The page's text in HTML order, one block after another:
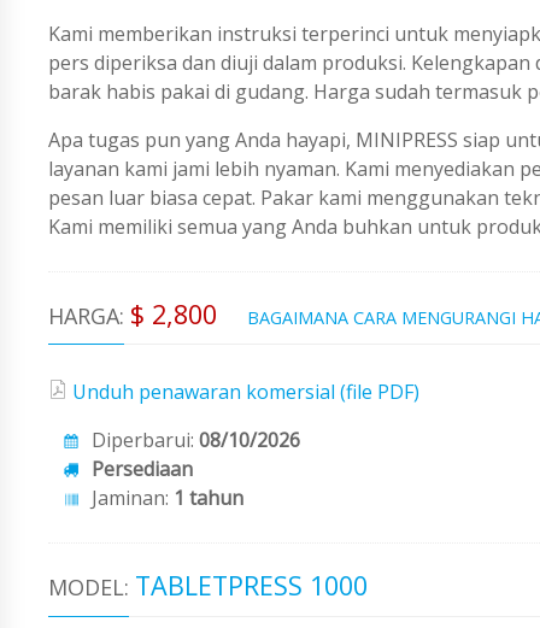
Kami memberikan instruksi terperinci untuk
pers diperiksa dan diuji dalam produksi.
barak habis pakai di gudang. Harga sudah termasuk
Apa tugas pun yang Anda hayapi, MINIPRESS siap
layanan kami jami lebih nyaman. Kami menyediakan
pesan luar biasa cepat. Pakar kami menggunakan
Kami memiliki semua yang Anda buhkan untuk
HARGA: $ 2,800 BAGAIMANA CARA MENGURANGI
Unduh penawaran komersial (file PDF)
Diperbarui: 08/10/2026
Persediaan
Jaminan: 1 tahun
MODEL: TABLETPRESS 1000